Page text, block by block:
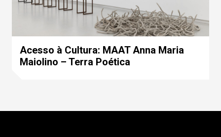
Acesso à Cultura: MAAT Anna Maria
Maiolino – Terra Poética